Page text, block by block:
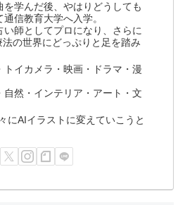
学んだ後、やはりどうしても
信教育大学へ入学。
い師としてプロになり、さらに
の世界にどっぷりと足を踏み
トイカメラ・映画・ドラマ・漫
自然・インテリア・アート・文
にAIイラストに変えていこうと